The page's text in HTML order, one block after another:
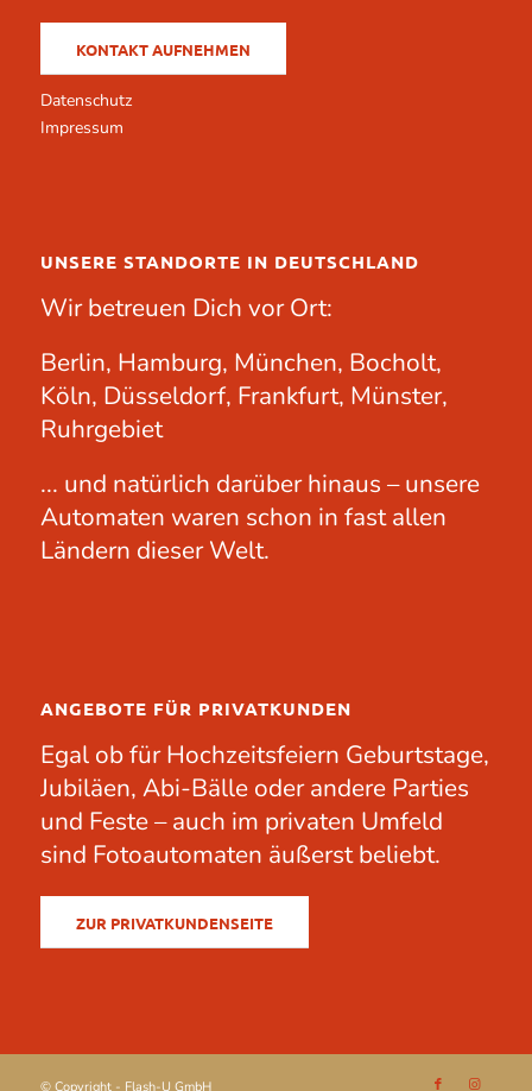
KONTAKT AUFNEHMEN
Datenschutz
Impressum
UNSERE STANDORTE IN DEUTSCHLAND
Wir betreuen Dich vor Ort:
Berlin, Hamburg, München, Bocholt,
Köln, Düsseldorf, Frankfurt, Münster,
Ruhrgebiet
... und natürlich darüber hinaus – unsere
Automaten waren schon in fast allen
Ländern dieser Welt.
ANGEBOTE FÜR PRIVATKUNDEN
Egal ob fürHochzeitsfeiern Geburtstage,
Jubiläen, Abi-Bälle oder andere Parties
und Feste – auch im privaten Umfeld
sind Fotoautomaten äußerst beliebt.
ZUR PRIVATKUNDENSEITE
© Copyright - Flash-U GmbH